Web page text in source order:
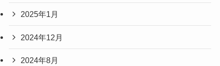
2025年1月
2024年12月
2024年8月